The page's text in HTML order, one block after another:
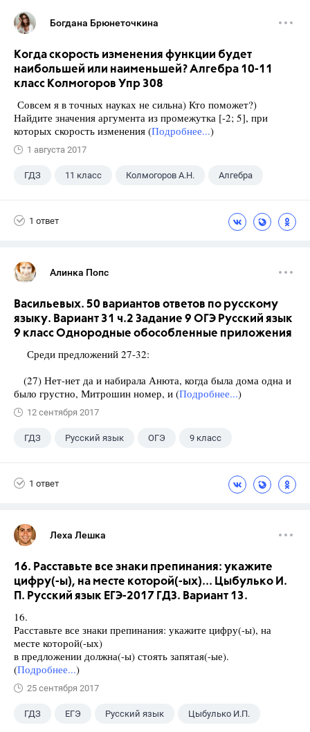
Богдана Брюнеточкина
Когда скорость изменения функции будет
наибольшей или наименьшей? Алгебра 10-11
класс Колмогоров Упр 308
Совсем я в точных науках не сильна) Кто поможет?)
Найдите значения аргумента из промежутка [-2; 5], при
которых скорость изменения (Подробнее...)
1 августа 2017
ГДЗ 11 класс Колмогоров А.Н. Алгебра
1 ответ
Алинка Попс
Васильевых. 50 вариантов ответов по русскому
языку. Вариант 31 ч.2 Задание 9 ОГЭ Русский язык
9 класс Однородные обособленные приложения
Среди предложений 27-32:
(27) Нет-нет да и набирала Анюта, когда была дома одна и
было грустно, Митрошин номер, и (Подробнее...)
12 сентября 2017
ГДЗ Русский язык ОГЭ 9 класс
1 ответ
Леха Лешка
16. Расставьте все знаки препинания: укажите
цифру(-ы), на месте которой(-ых)... Цыбулько И.
П. Русский язык ЕГЭ-2017 ГДЗ. Вариант 13.
16.
Расставьте все знаки препинания: укажите цифру(-ы), на
месте которой(-ых)
в предложении должна(-ы) стоять запятая(-ые).
(Подробнее...)
25 сентября 2017
ГДЗ ЕГЭ Русский язык Цыбулько И.П.